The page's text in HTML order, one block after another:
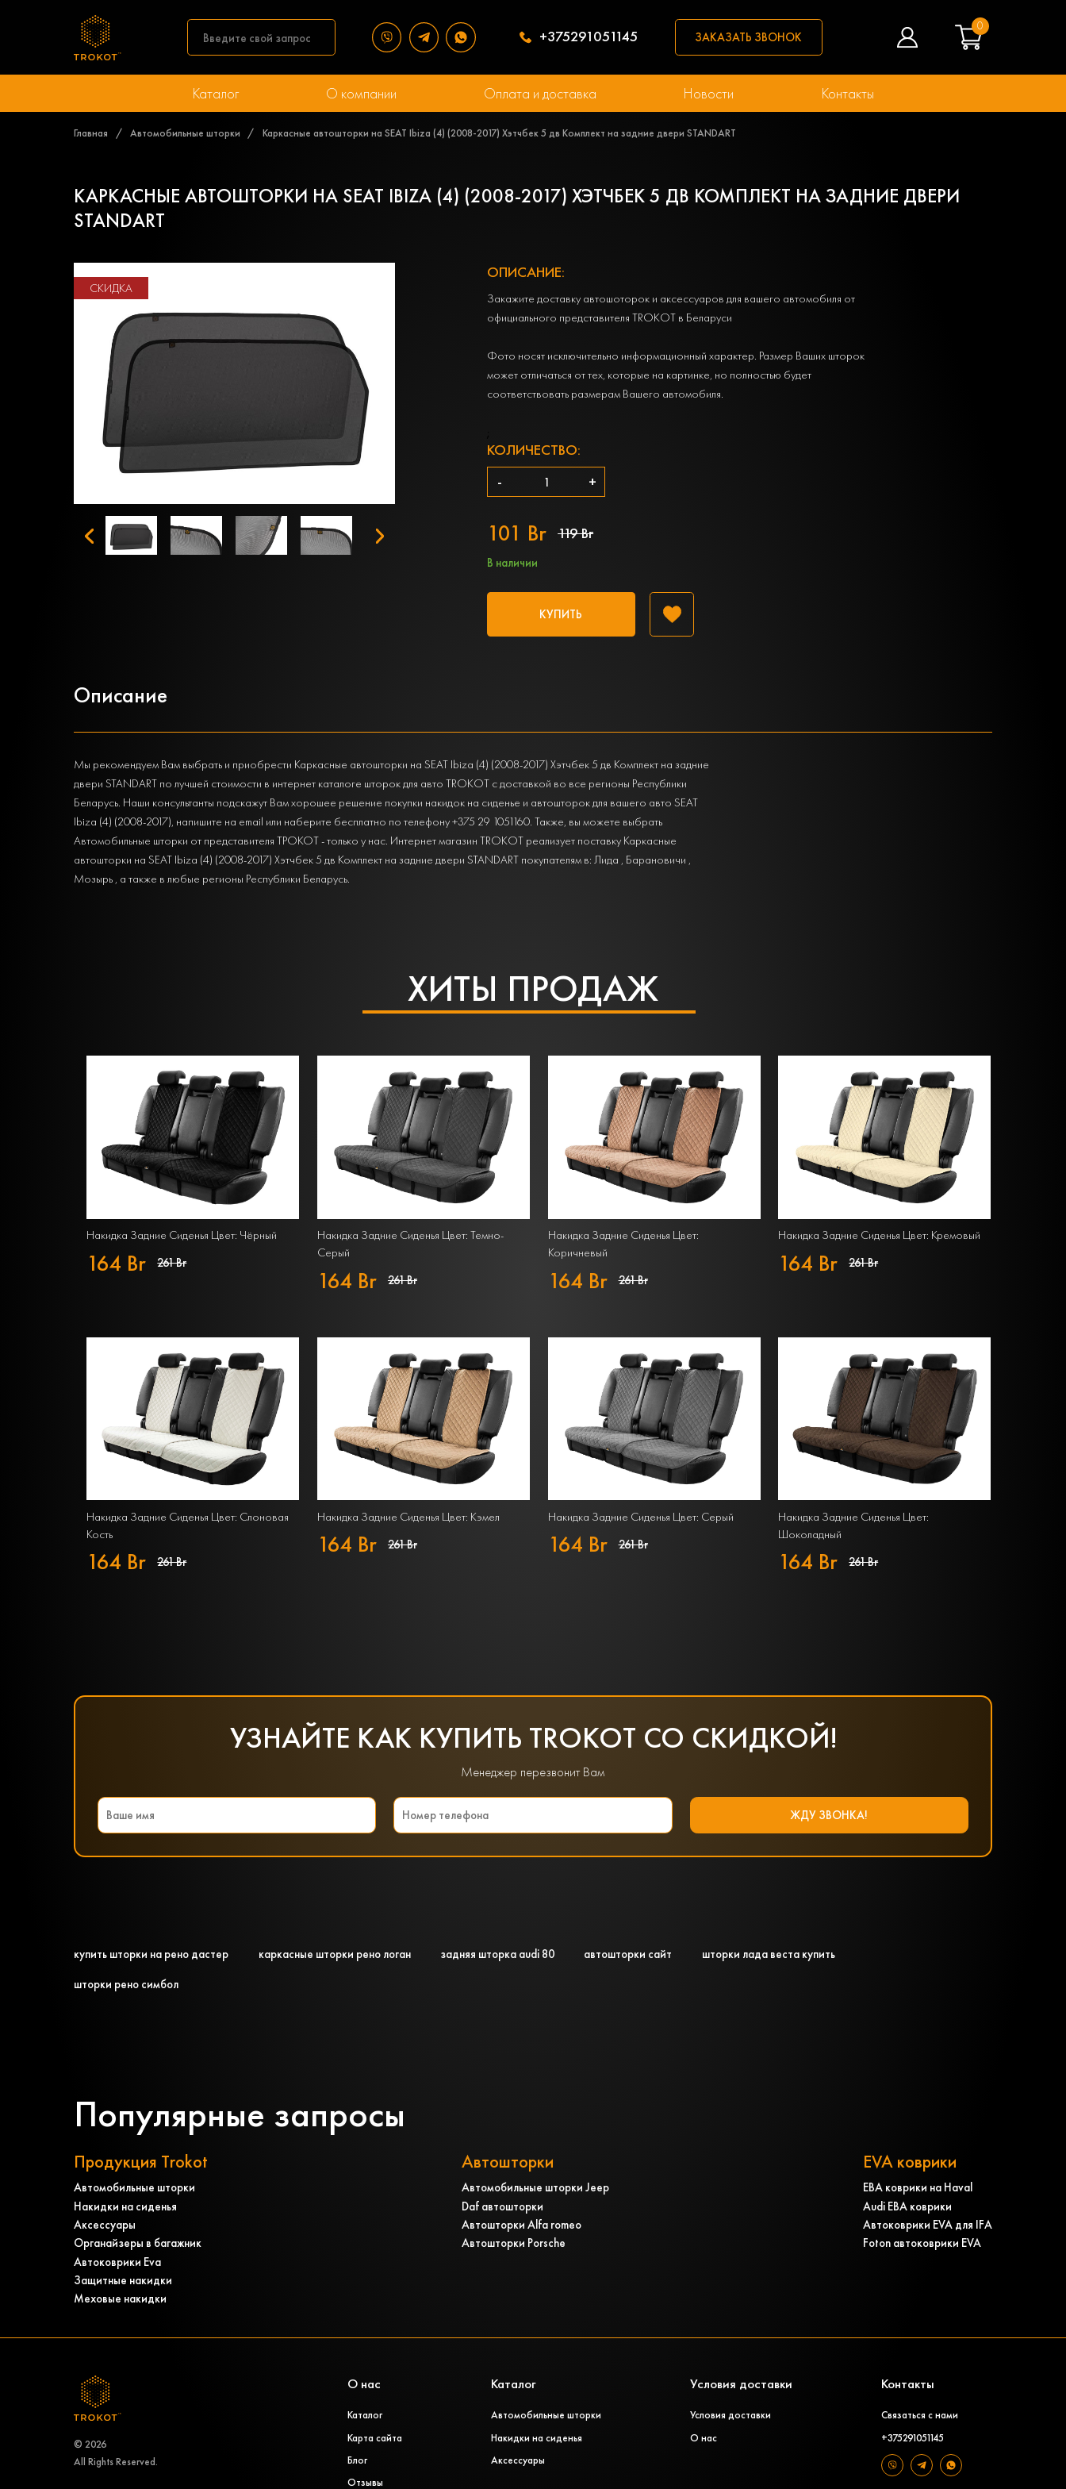
+375291051145 ЗАКАЗАТЬ ЗВОНОК
0
Каталог О компании Оплата и доставка Новости Контакты
Главная Автомобильные шторки Каркасные автошторки на SEAT Ibiza (4) (2008-2017) Хэтчбек 5 дв Комплект на задние двери STANDART
КАРКАСНЫЕ АВТОШТОРКИ НА SEAT IBIZA (4) (2008-2017) ХЭТЧБЕК 5 ДВ КОМПЛЕКТ НА ЗАДНИЕ ДВЕРИ
STANDART
СКИДКА
ОПИСАНИЕ:
Закажите доставку автошоторок и аксессуаров для вашего автомобиля от
официального представителя TROKOT в Беларуси
Фото носят исключительно информационный характер. Размер Ваших шторок
может отличаться от тех, которые на картинке, но полностью будет
соответствовать размерам Вашего автомобиля.
КОЛИЧЕСТВО:
-
+
101 Br 119 Br
В наличии
КУПИТЬ
Описание
Мы рекомендуем Вам выбрать и приобрести Каркасные автошторки на SEAT Ibiza (4) (2008-2017) Хэтчбек 5 дв Комплект на задние
двери STANDART по лучшей стоимости в интернет каталоге шторок для авто TROKOT с доставкой во все регионы Республики
Беларусь. Наши консультанты подскажут Вам хорошее решение покупки накидок на сиденье и автошторок для вашего авто SEAT
Ibiza (4) (2008-2017), напишите на email или наберите бесплатно по телефону +375 29 1051160. Также, вы можете выбрать
Автомобильные шторки от представителя ТРОКОТ - только у нас. Интернет магазин TROKOT реализует поставку Каркасные
автошторки на SEAT Ibiza (4) (2008-2017) Хэтчбек 5 дв Комплект на задние двери STANDART покупателям в: Лида , Барановичи ,
Мозырь , а также в любые регионы Республики Беларусь.
ХИТЫ ПРОДАЖ
Накидка Задние Сиденья Цвет: Чёрный
164 Br 261 Br
Накидка Задние Сиденья Цвет: Темно-
Серый
164 Br 261 Br
Накидка Задние Сиденья Цвет:
Коричневый
164 Br 261 Br
Накидка Задние Сиденья Цвет: Кремовый
164 Br 261 Br
Накидка Задние Сиденья Цвет: Слоновая
Кость
164 Br 261 Br
Накидка Задние Сиденья Цвет: Кэмел
164 Br 261 Br
Накидка Задние Сиденья Цвет: Серый
164 Br 261 Br
Накидка Задние Сиденья Цвет:
Шоколадный
164 Br 261 Br
Популярные запросы
Продукция Trokot
Автомобильные шторки
Накидки на сиденья
Аксессуары
Органайзеры в багажник
Автоковрики Eva
Защитные накидки
Меховые накидки
Автошторки
Автомобильные шторки Jeep
Daf автошторки
Автошторки Alfa romeo
Автошторки Porsche
EVA коврики
ЕВА коврики на Haval
Audi ЕВА коврики
Автоковрики EVA для IFA
Foton автоковрики EVA
УЗНАЙТЕ КАК КУПИТЬ TROKOT СО СКИДКОЙ!
Менеджер перезвонит Вам
купить шторки на рено дастер каркасные шторки рено логан задняя шторка audi 80 автошторки сайт
шторки лада веста купить
шторки рено симбол
© 2026
All Rights Reserved.
О нас
Каталог
Карта сайта
Блог
Отзывы
Каталог
Автомобильные шторки
Накидки на сиденья
Аксессуары
Условия доставки
Условия доставки
О нас
Контакты
Связаться с нами
+375291051145